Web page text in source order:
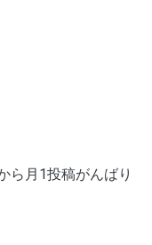
ら月1投稿がんばり